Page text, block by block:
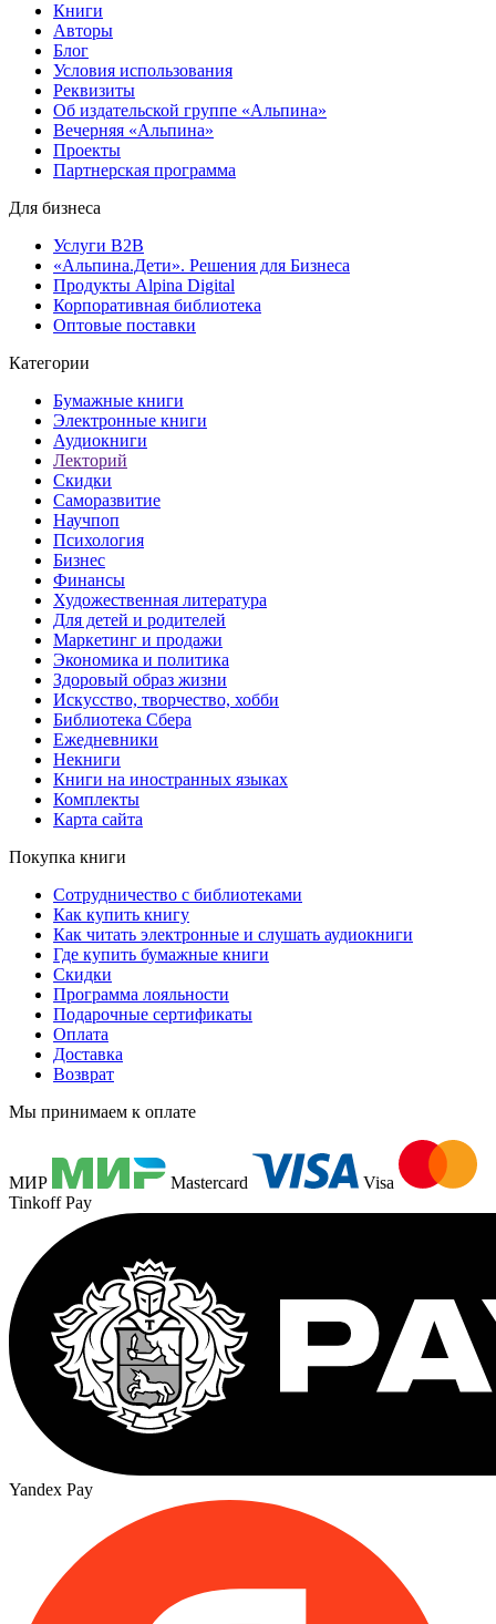
Книги
Авторы
Блог
Условия использования
Реквизиты
Об издательской группе «Альпина»
Вечерняя «Альпина»
Проекты
Партнерская программа
Для бизнеса
Услуги B2B
«Альпина.Дети». Решения для Бизнеса
Продукты Alpina Digital
Корпоративная библиотека
Оптовые поставки
Категории
Бумажные книги
Электронные книги
Аудиокниги
Лекторий
Скидки
Саморазвитие
Научпоп
Психология
Бизнес
Финансы
Художественная литература
Для детей и родителей
Маркетинг и продажи
Экономика и политика
Здоровый образ жизни
Искусство, творчество, хобби
Библиотека Сбера
Ежедневники
Некниги
Книги на иностранных языках
Комплекты
Карта сайта
Покупка книги
Сотрудничество с библиотеками
Как купить книгу
Как читать электронные и слушать аудиокниги
Где купить бумажные книги
Скидки
Программа лояльности
Подарочные сертификаты
Оплата
Доставка
Возврат
Мы принимаем к оплате
МИР Mastercard
Visa
Tinkoff Pay
Yandex Pay